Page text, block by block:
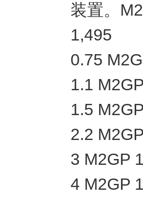
装置。
1,495
0.75
1.1
1.5
2.2
3 M2GP
4 M2GP